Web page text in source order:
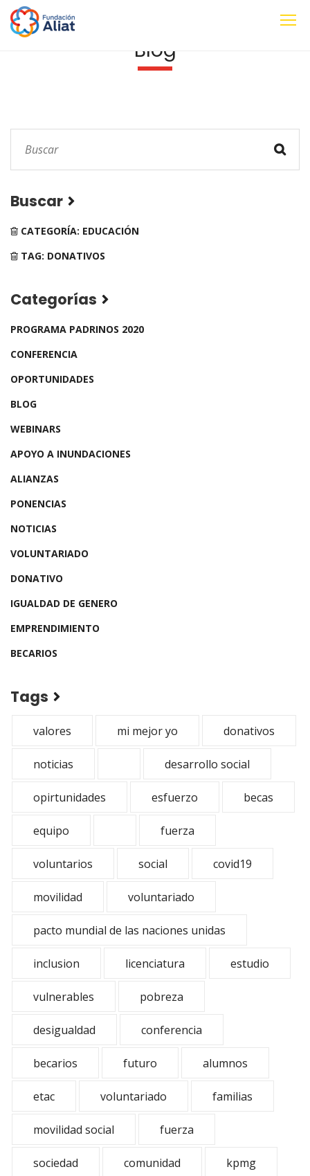
Blog
Buscar
CATEGORÍA: EDUCACIÓN
TAG: DONATIVOS
Categorías
PROGRAMA PADRINOS 2020
CONFERENCIA
OPORTUNIDADES
BLOG
WEBINARS
APOYO A INUNDACIONES
ALIANZAS
PONENCIAS
NOTICIAS
VOLUNTARIADO
DONATIVO
IGUALDAD DE GENERO
EMPRENDIMIENTO
BECARIOS
Tags
valores mi mejor yo donativos
noticias desarrollo social
opirtunidades esfuerzo becas
equipo fuerza
voluntarios social covid19
movilidad voluntariado
pacto mundial de las naciones unidas
inclusion licenciatura estudio
vulnerables pobreza
desigualdad conferencia
becarios futuro alumnos
etac voluntariado familias
movilidad social fuerza
sociedad comunidad kpmg